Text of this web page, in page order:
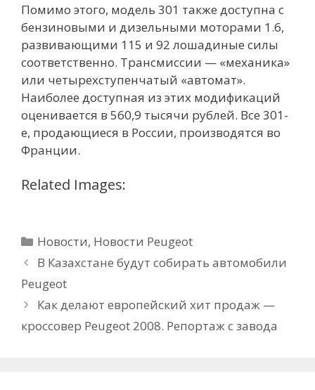
Помимо этого, модель 301 также доступна с
бензиновыми и дизельными моторами 1.6,
развивающими 115 и 92 лошадиные силы
соответственно. Трансмиссии — «механика»
или четырехступенчатый «автомат».
Наиболее доступная из этих модификаций
оценивается в 560,9 тысячи рублей. Все 301-
е, продающиеся в России, производятся во
Франции.
Related Images:
Рубрики
Новости, Новости Peugeot
В Казахстане будут собирать автомобили
Peugeot
Как делают европейский хит продаж —
кроссовер Peugeot 2008. Репортаж с завода